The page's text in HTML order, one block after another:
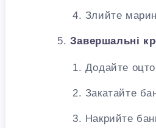
Злийте
Завершальні
Додайте
Закатайте
Накрийте